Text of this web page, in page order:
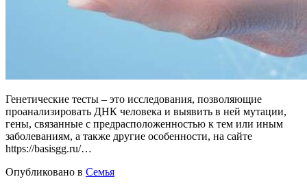
Генетические тесты – это исследования, позволяющие
проанализировать ДНК человека и выявить в ней мутации,
гены, связанные с предрасположенностью к тем или иным
заболеваниям, а также другие особенности, на сайте
https://basisgg.ru/…
Опубликовано в Семья